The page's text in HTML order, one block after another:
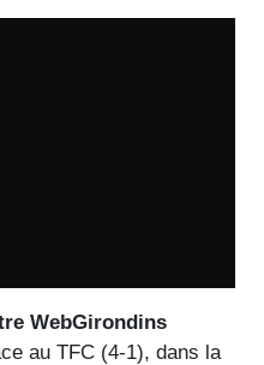
WebGirondins
au TFC (4-1), dans la